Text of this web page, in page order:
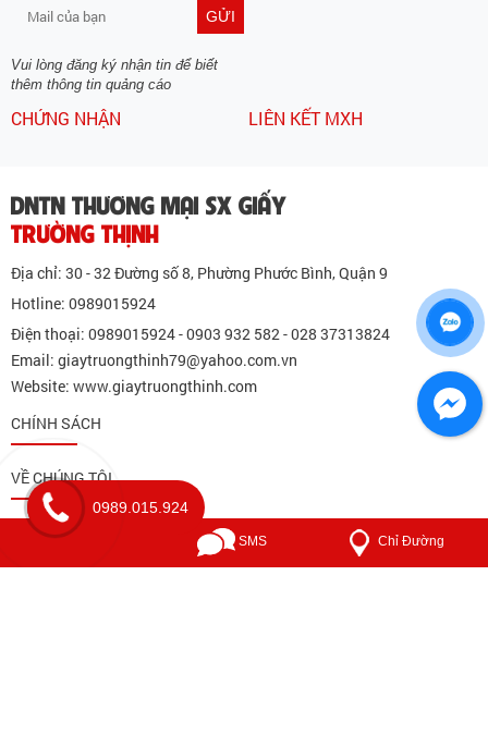
GỬI
Vui lòng đăng ký nhận tin để biết
thêm thông tin quảng cáo
CHỨNG NHẬN LIÊN KẾT MXH
DNTN THƯƠNG MẠI SX GIẤY
TRƯỜNG THỊNH
Địa chỉ: 30 - 32 Đường số 8, Phường Phước Bình, Quận 9
Hotline: 0989015924
Điện thoại: 0989015924 - 0903 932 582 - 028 37313824
Email: giaytruongthinh79@yahoo.com.vn
Website: www.giaytruongthinh.com
CHÍNH SÁCH
VỀ CHÚNG TÔI
Trang chủ
0989.015.924
SMS Chỉ Đường